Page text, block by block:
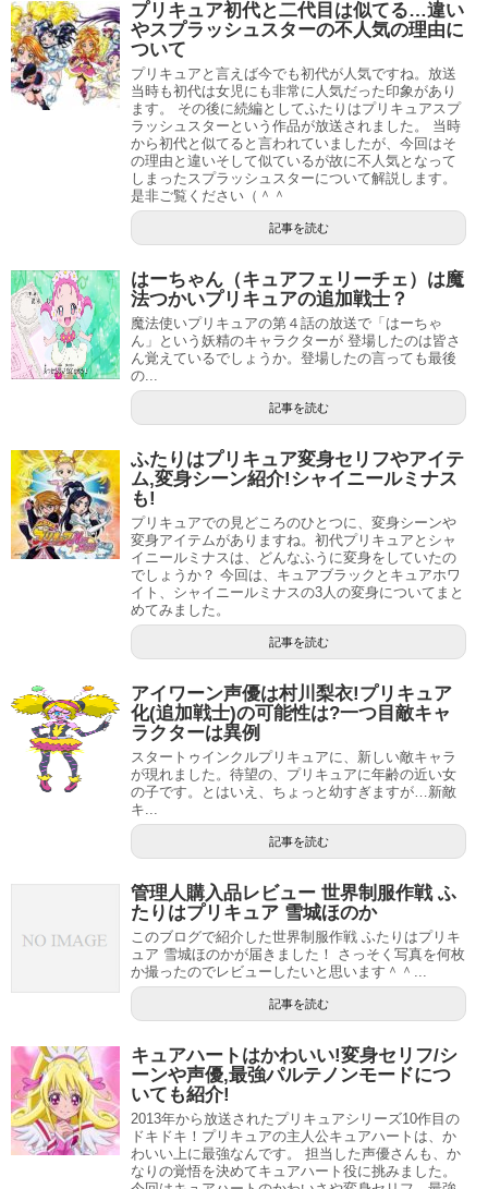
初期ではベローネ学院中学女子部2年生、2期のマックスハ
ートでは3年生に進級しています。
ラクロス部に所属しており、運動神経がいい女の子です。
ただし、水泳やウインタースポーツは苦手で、勉強も苦手
ボーイッシュな印象ですが、気になる先輩がいたり、素敵
な恋愛にあこがれるなど、女の子らしい一面もあります。
好きな食べ物はたこ焼きとチョコレート、嫌いな食べ物は
たまねぎです。
一見元気で明るい性格に見えますが、繊細や臆病な一面も
持っており、悩んだりへこんだりする描写も少なくありま
関連記事 プリキュアが所属している部活（ふたりはプリキュア初代&マックスハート編）【歴代プリキュア雑学】
関連記事
キュアブラックの変身シーン動画とセリフはこ
キュアブラックの変身シーンの動画はこちらです。
キュアブラックの変身の仕方は、カードコミューンにクイ
ーンのカードを読み込ませ、雪城ほのかと手を繋いで変身
をします。
2期のマックスハートになると、ハートフルコミューンを使
って変身します。
変身のセリフは「デュアル・オーロラウェーブ！」 です。
ように、見ていてスカッとするような気持ちがいい戦い方
をしています。
映画プリキュアオールスターズでも、初代ふたりはプリキ
ュアの強さだけは別格として書かれるほどで、他のプリキ
ュアが苦戦した相手でもどうにかしてしまうほどの強さが
例えば、「映画プリキュアオールスターズ NewStage み
らいのともだち」では、他のプリキュアは大型の船を抑え
きれなかったのですが、キュアブラック・キュアホワイ
ト、シャイニールミナスの3人だけで抑え込めてしまいまし
た。
また、キュアブラックは戦う時に、足を地面にしっかりと
つけ踏ん張る描写があります。
そこから戦い始めるのですが、「だだだだだ！」と、勢い
技ではなく格闘系で敵を倒してしまうので、キュアブラッ
クは最強だとよく言われています。
ュアブラックですが、変身前の美墨なぎさの時から女子に
もモテるようで、下駄箱にラブレターが入っていることも
あります。
変身前から女子にモテるほど、もともとカッコいいしイケ
プリキュア初代と二代目は似てる…違い
やスプラッシュスターの不人気の理由に
ついて
プリキュアと言えば今でも初代が人気ですね。放送
当時も初代は女児にも非常に人気だった印象があり
ます。 その後に続編としてふたりはプリキュアスプ
ラッシュスターという作品が放送されました。 当時
から初代と似てると言われていましたが、今回はそ
の理由と違いそして似ているが故に不人気となって
しまったスプラッシュスターについて解説します。
是非ご覧ください（＾＾
記事を読む
はーちゃん（キュアフェリーチェ）は魔
法つかいプリキュアの追加戦士？
魔法使いプリキュアの第４話の放送で「はーちゃ
ん」という妖精のキャラクターが 登場したのは皆さ
ん覚えているでしょうか。登場したの言っても最後
の...
記事を読む
ふたりはプリキュア変身セリフやアイテ
ム,変身シーン紹介!シャイニールミナス
も!
プリキュアでの見どころのひとつに、変身シーンや
変身アイテムがありますね。初代プリキュアとシャ
イニールミナスは、どんなふうに変身をしていたの
でしょうか？ 今回は、キュアブラックとキュアホワ
イト、シャイニールミナスの3人の変身についてまと
めてみました。
記事を読む
アイワーン声優は村川梨衣!プリキュア
化(追加戦士)の可能性は?一つ目敵キャ
ラクターは異例
スタートゥインクルプリキュアに、新しい敵キャラ
が現れました。待望の、プリキュアに年齢の近い女
の子です。とはいえ、ちょっと幼すぎますが…新敵
キ...
記事を読む
管理人購入品レビュー 世界制服作戦 ふ
たりはプリキュア 雪城ほのか
このブログで紹介した世界制服作戦 ふたりはプリキ
ュア 雪城ほのかが届きました！ さっそく写真を何枚
か撮ったのでレビューしたいと思います＾＾...
記事を読む
キュアハートはかわいい!変身セリフ/シ
ーンや声優,最強パルテノンモードにつ
いても紹介!
2013年から放送されたプリキュアシリーズ10作目の
ドキドキ！プリキュアの主人公キュアハートは、か
わいい上に最強なんです。 担当した声優さんも、か
なりの覚悟を決めてキュアハート役に挑みました。